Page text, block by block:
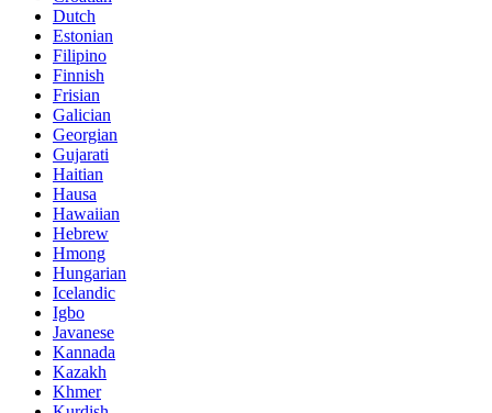
Dutch
Estonian
Filipino
Finnish
Frisian
Galician
Georgian
Gujarati
Haitian
Hausa
Hawaiian
Hebrew
Hmong
Hungarian
Icelandic
Igbo
Javanese
Kannada
Kazakh
Khmer